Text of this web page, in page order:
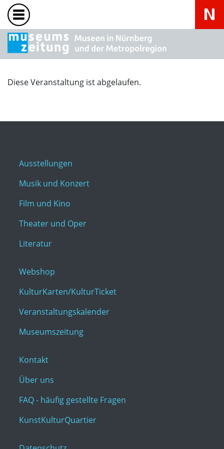
Diese Veranstaltung ist abgelaufen.
Ausstellungen
Musik und Konzert
Film und Kino
Theater und Oper
Literatur
Webshop
KulturKarten/KulturTicket
Veranstaltungskalender
Museumszeitung
Kontakt
Über uns
FAQ - häufig gestellte Fragen
KunstKulturQuartier